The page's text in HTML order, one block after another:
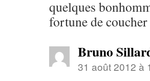
quelques
fortune de
Bruno
31 août 2012 à